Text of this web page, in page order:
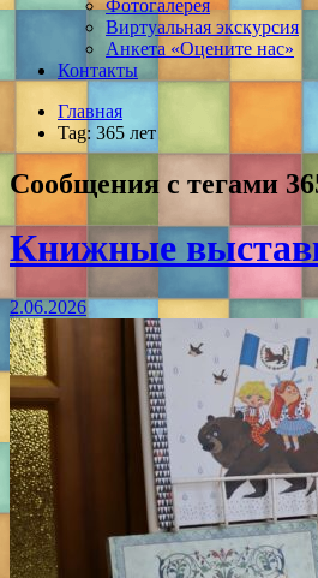
Фотогалерея
Виртуальная экскурсия
Анкета «Оцените нас»
Контакты
Главная
Tag: 365 лет
Сообщения с тегами
Книжные
2.06.2026